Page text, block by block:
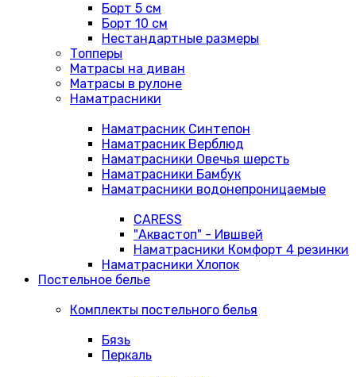
Борт 5 см
Борт 10 см
Нестандартные размеры
Топперы
Матрасы на диван
Матрасы в рулоне
Наматрасники
Наматрасник Синтепон
Наматрасник Верблюд
Наматрасники Овечья шерсть
Наматрасники Бамбук
Наматрасники водонепроницаемые
CARESS
"Аквастоп" - Ившвей
Наматрасники Комфорт 4 резинки
Наматрасники Хлопок
Постельное белье
Комплекты постельного белья
Бязь
Перкаль